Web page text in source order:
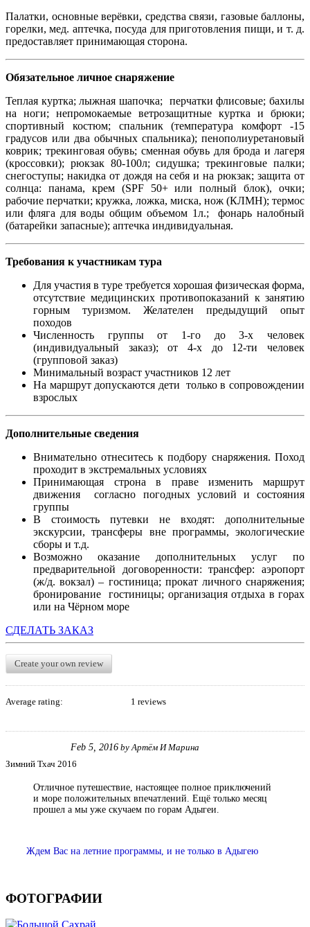
Палатки, основные верёвки, средства связи, газовые баллоны,
горелки, мед. аптечка, посуда для приготовления пищи, и т. д.
предоставляет принимающая сторона.
Обязательное личное снаряжение
Теплая куртка; лыжная шапочка; перчатки флисовые; бахилы
на ноги; непромокаемые ветрозащитные куртка и брюки;
спортивный костюм; спальник (температура комфорт -15
градусов или два обычных спальника); пенополиуретановый
коврик; трекинговая обувь; сменная обувь для брода и лагеря
(кроссовки); рюкзак 80-100л; сидушка; трекинговые палки;
снегоступы; накидка от дождя на себя и на рюкзак; защита от
солнца: панама, крем (SPF 50+ или полный блок), очки;
рабочие перчатки; кружка, ложка, миска, нож (КЛМН); термос
или фляга для воды общим объемом 1л.; фонарь налобный
(батарейки запасные); аптечка индивидуальная.
Требования к участникам тура
Для участия в туре требуется хорошая физическая форма,
отсутствие медицинских противопоказаний к занятию
горным туризмом. Желателен предыдущий опыт
походов
Численность группы от 1-го до 3-х человек
(индивидуальный заказ); от 4-х до 12-ти человек
(групповой заказ)
Минимальный возраст участников 12 лет
На маршрут допускаются дети только в сопровождении
взрослых
Дополнительные сведения
Внимательно отнеситесь к подбору снаряжения. Поход
проходит в экстремальных условиях
Принимающая строна в праве изменить маршрут
движения согласно погодных условий и состояния
группы
В стоимость путевки не входят: дополнительные
экскурсии, трансферы вне программы, экологические
сборы и т.д.
Возможно оказание дополнительных услуг по
предварительной договоренности: трансфер: аэропорт
(ж/д. вокзал) – гостиница; прокат личного снаряжения;
бронирование гостиницы; организация отдыха в горах
или на Чёрном море
СДЕЛАТЬ ЗАКАЗ
Create your own review
Average rating: 1 reviews
Feb 5, 2016 byАртём И Марина
Зимний Тхач 2016
Отличное путешествие, настоящее полное приключений
и море положительных впечатлений. Ещё только месяц
прошел а мы уже скучаем по горам Адыгеи.
Ждем Вас на летние программы, и не только в Адыгею
ФОТОГРАФИИ